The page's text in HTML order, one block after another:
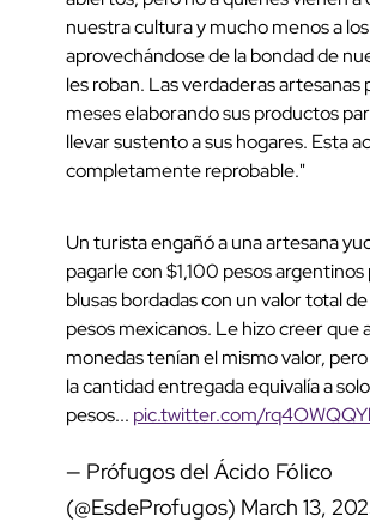
nuestra cultura y mucho menos a
aprovechándose de la bondad de
les roban. Las verdaderas artesanas
meses elaborando sus productos
llevar sustento a sus hogares. Esta
completamente reprobable."
Un turista engañó a una artesana
pagarle con $1,100 pesos
blusas bordadas con un valor total
pesos mexicanos. Le hizo creer que
monedas tenían el mismo valor,
la cantidad entregada equivalía a
pesos... pic.twitter.com/
— Prófugos del Ácido Fólico
(@EsdeProfugos) March 13,